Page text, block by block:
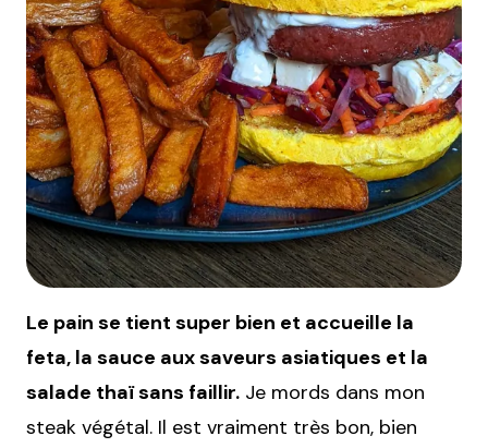
Le pain se tient super bien et accueille la
feta, la sauce aux saveurs asiatiques et la
salade thaï sans faillir. Je mords dans mon
steak végétal. Il est vraiment très bon, bien